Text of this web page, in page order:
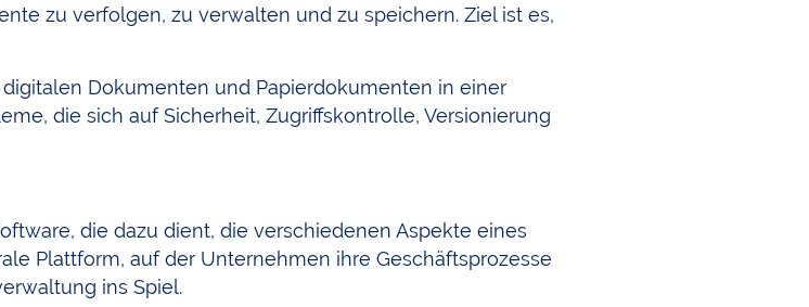
zu verfolgen, zu verwalten und zu speichern. Ziel ist es,
Dokumenten und Papierdokumenten in einer
die sich auf Sicherheit, Zugriffskontrolle, Versionierung
die dazu dient, die verschiedenen Aspekte eines
Plattform, auf der Unternehmen ihre Geschäftsprozesse
ins Spiel.